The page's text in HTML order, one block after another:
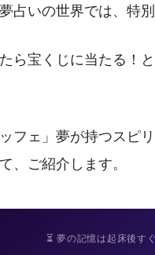
占いの世界では、特
ら宝くじに当たる！
フェ」夢が持つスピ
、ご紹介します。
⏳ 夢の記憶は起床後す